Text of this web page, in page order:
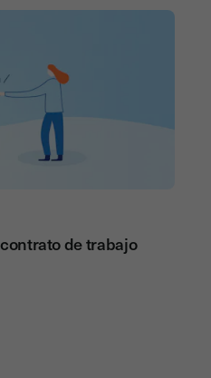
de trabajo